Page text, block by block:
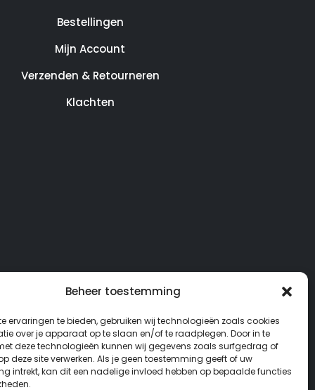
Beheer toestemming
ervaringen te bieden, gebruiken wij technologieën zoals cookies
over je apparaat op te slaan en/of te raadplegen. Door in te
deze technologieën kunnen wij gegevens zoals surfgedrag of
deze site verwerken. Als je geen toestemming geeft of uw
intrekt, kan dit een nadelige invloed hebben op bepaalde functies
Bestellingen
Mijn Account
Verzenden & Retourneren
Klachten